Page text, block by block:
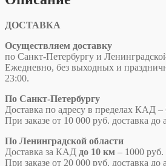
ДОСТАВКА
Осуществляем доставку
по Санкт-Петербургу и
Ежедневно, без выходных и
23:00.
По Санкт-Петербургу
Доставка по адресу в пределах КАД –
При заказе от 10 000 руб. доставка
По Ленинградской области
Доставка за КАД до 10 км – 1000 руб.
При заказе от 20 000 руб. доставка